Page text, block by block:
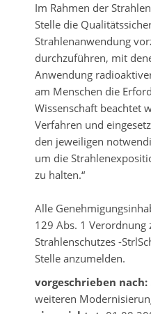
Im Rahmen der
Stelle die
Strahlenanwendung
durchzuführen, mit
Anwendung
am Menschen die
Wissenschaft beachtet
Verfahren und
den jeweiligen
um die
zu halten.“
Alle
129 Abs. 1
Strahlenschutzes -
Stelle anzumelden.
vorgeschrieben nach:
weiteren